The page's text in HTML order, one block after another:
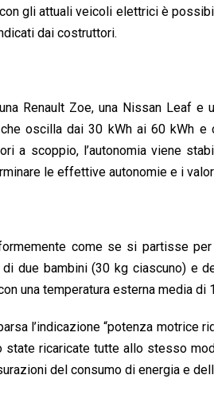
gli attuali veicoli elettrici è
dai costruttori.
Renault Zoe, una Nissan Leaf e
oscilla dai 30 kWh ai 60 kWh
a scoppio, l’autonomia viene
le effettive autonomie e i
come se si partisse
due bambini (30 kg ciascuno) e
una temperatura esterna media di
l’indicazione “potenza motrice
state ricaricate tutte allo stesso
del consumo di energia e